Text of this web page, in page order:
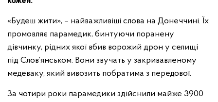
«Будеш жити», – найважливіші слова на Донеччині. Їх
промовляє парамедик, бинтуючи поранену
дівчинку, рідних якої вбив ворожий дрон у селищі
під Слов’янськом. Вони звучать у закривавленому
медеваку, який вивозить побратима з передової.
За чотири роки парамедики здійснили майже 3900